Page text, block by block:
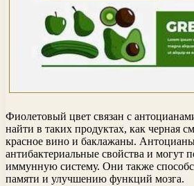
Фиолетовый цвет связан с
найти в таких продуктах, как черная
красное вино и баклажаны.
антибактериальные свойства и могут
иммунную систему. Они также
памяти и улучшению функций мозга.